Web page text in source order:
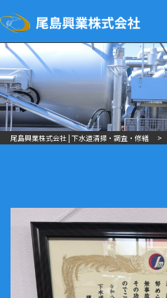
尾島興業株式会社 | 下水道清掃・調査・修繕 >